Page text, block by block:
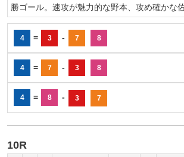
勝ゴール。速攻が魅力的な野本、攻め確かな
4 = 3 - 7 8
4 = 7 - 3 8
4 = 8 - 3 7
10R